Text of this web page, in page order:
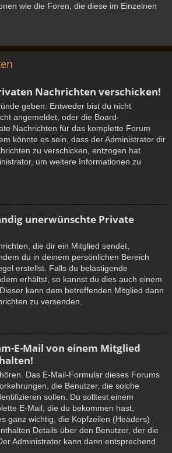
wie die Foren, die diese im Einzelnen
Nachrichten verschicken!
geben: Entweder bist du nicht
angemeldet, oder die Board-
Nachrichten für das komplette Forum
könnte es sein, dass der Administrator dir
zu verschicken, entzogen hat.
um weitere Informationen zu
unerwünschte Private
die dir ein Mitglied sendet,
du in deinem persönlichen Bereich
erstellst. Falls du belästigende
erhältst, so kannst du dies auch einem
kann dem betreffenden Mitglied dann
zu versenden.
E-Mail von einem Mitglied
Das E-Mail-Formular dieses Forums
die Benutzer, die solche
sollen. Du solltest einem
E-Mail, die du bekommen hast,
ganz wichtig, die Kopfzeilen (Headers)
Details über den Benutzer, der die
Administrator kann dann entsprechend